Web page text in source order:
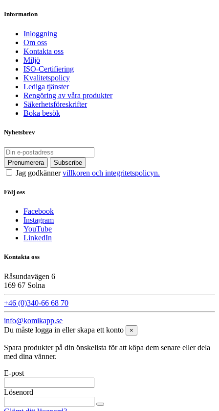
Information
Inloggning
Om oss
Kontakta oss
Miljö
ISO-Certifiering
Kvalitetspolicy
Lediga tjänster
Rengöring av våra produkter
Säkerhetsföreskrifter
Boka besök
Nyhetsbrev
Jag godkännervillkoren och integritetspolicyn.
Följ oss
Facebook
Instagram
YouTube
LinkedIn
Kontakta oss
Råsundavägen 6
169 67 Solna
+46 (0)340-66 68 70
info@komikapp.se
Du måste logga in eller skapa ett konto
×
Spara produkter på din önskelista för att köpa dem senare eller dela
med dina vänner.
E-post
Lösenord